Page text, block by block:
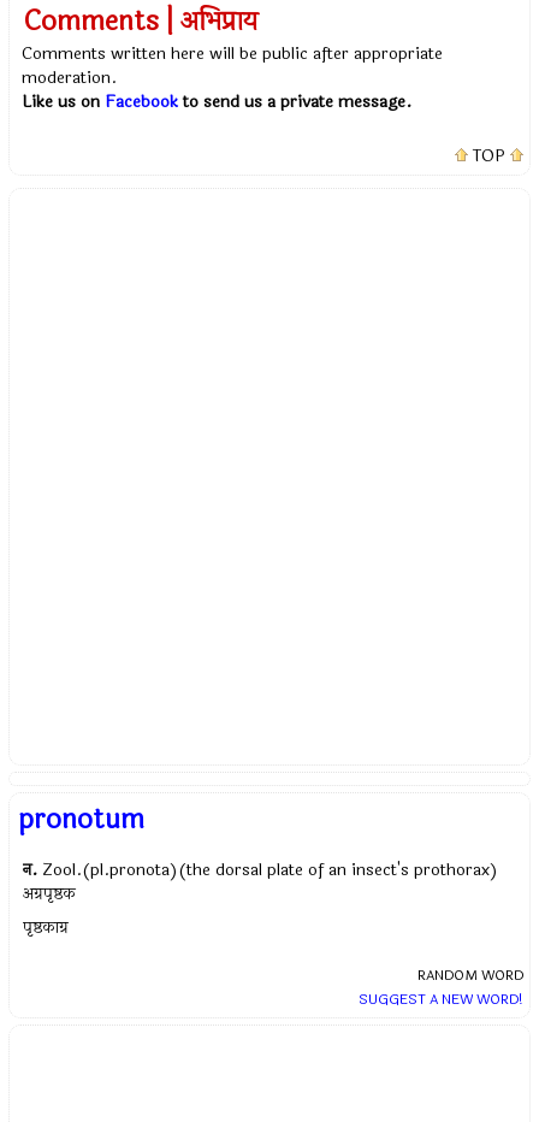
Comments | अभिप्राय
Comments written here will be public after appropriate
moderation.
Like us on Facebookto send us a private message.
TOP
pronotum
न. Zool.(pl.pronota)(the dorsal plate of an insect's prothorax)
अग्रपृष्ठक
पृष्ठकाग्र
RANDOM WORD
SUGGEST A NEW WORD!